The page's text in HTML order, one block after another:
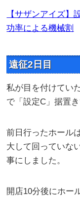
【サザンアイズ】
功率による機械割
遠征2日目
私が目を付けてい
で「設定C」据置き
前日行ったホール
大して回っていな
事にしました。
開店10分後にホー